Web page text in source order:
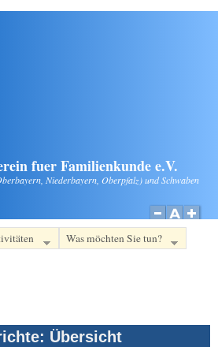
fuer Familienkunde e.V.
Niederbayern, Oberpfalz) und Schwaben
Was möchten Sie tun?
Übersicht